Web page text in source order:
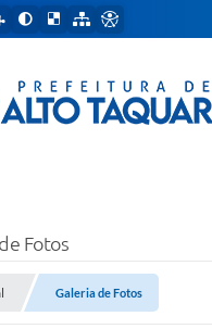
Fotos
Galeria de Fotos